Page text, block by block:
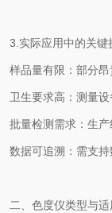
3. 实际应用中的关键
样品量有限：部分
卫生要求高：测量
批量检测需求：生
数据可追溯：需支
二、色度仪类型与